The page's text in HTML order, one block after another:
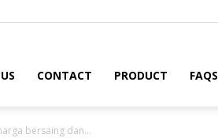
CONTACT PRODUCT FAQS
bersaing dan...